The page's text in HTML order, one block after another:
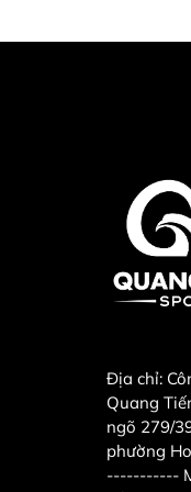
Địa chỉ:
Quang
ngõ 279/
phường
-----------